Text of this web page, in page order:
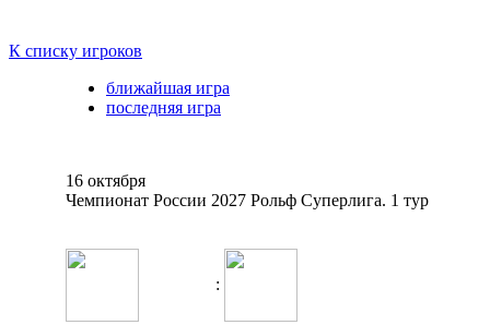
К списку игроков
ближайшая игра
последняя игра
16 октября
Чемпионат России 2027 Рольф Суперлига. 1 тур
: